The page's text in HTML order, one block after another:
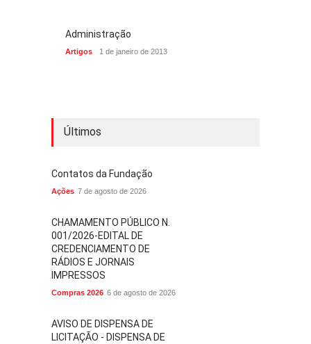
Administração
Artigos 1 de janeiro de 2013
Últimos
Contatos da Fundação
Ações 7 de agosto de 2026
CHAMAMENTO PÚBLICO N.
001/2026-EDITAL DE
CREDENCIAMENTO DE
RÁDIOS E JORNAIS
IMPRESSOS
Compras 2026 6 de agosto de 2026
AVISO DE DISPENSA DE
LICITAÇÃO - DISPENSA DE